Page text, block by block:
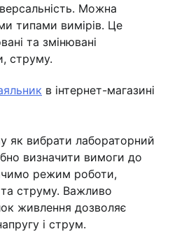
Можна
типами вимірів. Це
та змінювані
струму.
в інтернет-магазині
як вибрати лабораторний
визначити вимоги до
режим роботи,
та струму. Важливо
живлення дозволяє
і струм.